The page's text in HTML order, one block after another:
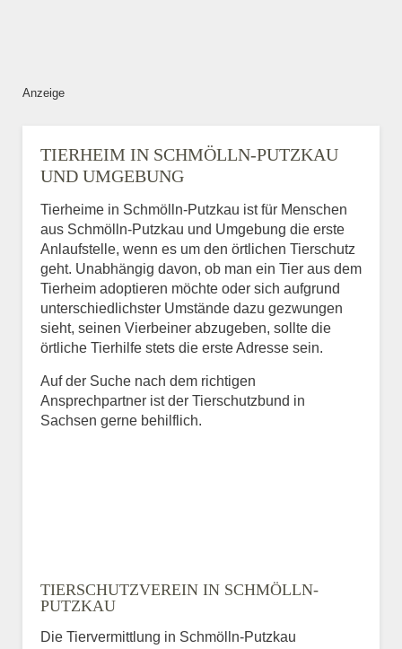
Anzeige
TIERHEIM IN SCHMÖLLN-PUTZKAU
UND UMGEBUNG
Tierheime in Schmölln-Putzkau ist für Menschen
aus Schmölln-Putzkau und Umgebung die erste
Anlaufstelle, wenn es um den örtlichen Tierschutz
geht. Unabhängig davon, ob man ein Tier aus dem
Tierheim adoptieren möchte oder sich aufgrund
unterschiedlichster Umstände dazu gezwungen
sieht, seinen Vierbeiner abzugeben, sollte die
örtliche Tierhilfe stets die erste Adresse sein.
Auf der Suche nach dem richtigen
Ansprechpartner ist der Tierschutzbund in
Sachsen gerne behilflich.
TIERSCHUTZVEREIN IN SCHMÖLLN-
PUTZKAU
Die Tiervermittlung in Schmölln-Putzkau